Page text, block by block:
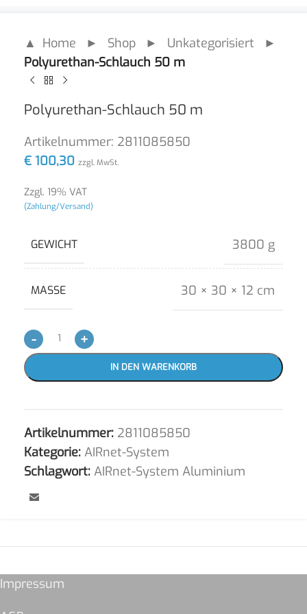
▲ Home ► Shop ► Unkategorisiert ►
Polyurethan-Schlauch 50 m
Polyurethan-Schlauch 50 m
Artikelnummer: 2811085850
€ 100,30 zzgl. MwSt.
Zzgl. 19% VAT
(Zahlung/Versand)
GEWICHT 3800 g
MASSE 30 × 30 × 12 cm
- +
IN DEN WARENKORB
Artikelnummer: 2811085850
Kategorie: AIRnet-System
Schlagwort: AIRnet-System Aluminium
Impressum